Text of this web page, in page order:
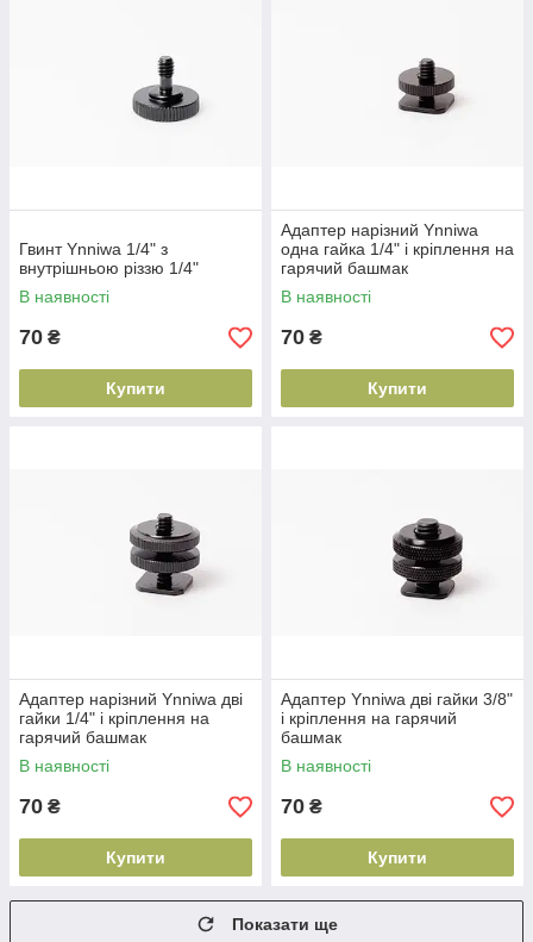
Гвинт Ynniwa 1/4" з
внутрішньою різзю 1/4"
В наявності
70 ₴
Купити
Адаптер нарізний Ynniwa
одна гайка 1/4" і кріплення на
гарячий башмак
В наявності
70 ₴
Купити
Адаптер нарізний Ynniwa дві
гайки 1/4" і кріплення на
гарячий башмак
В наявності
70 ₴
Купити
Адаптер Ynniwa дві гайки 3/8"
і кріплення на гарячий
башмак
В наявності
70 ₴
Купити
Показати ще